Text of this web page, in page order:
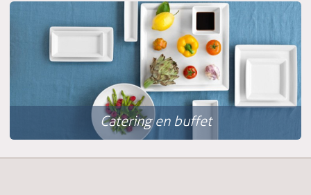
Catering en buffet